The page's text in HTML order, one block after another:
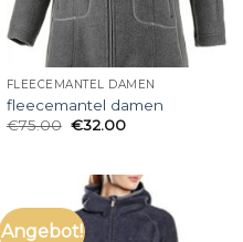
FLEECEMANTEL DAMEN
fleecemantel damen
€75.00 €32.00
Angebot!